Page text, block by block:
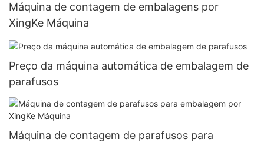
Máquina de contagem de embalagens por
XingKe Máquina
Preço da máquina automática de embalagem de
parafusos
Máquina de contagem de parafusos para